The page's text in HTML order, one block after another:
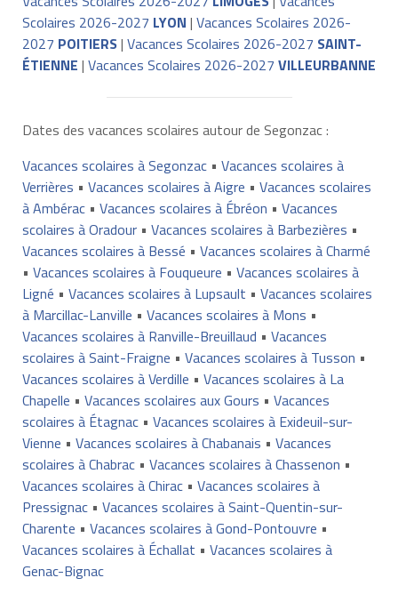
Scolaires 2026-2027 LYON | Vacances Scolaires 2026-
2027 POITIERS| Vacances Scolaires 2026-2027 SAINT-
ÉTIENNE | Vacances Scolaires 2026-2027 VILLEURBANNE
Dates des vacances scolaires autour de Segonzac :
Vacances scolaires à Segonzac• Vacances scolaires à
Verrières • Vacances scolaires à Aigre • Vacances scolaires
à Ambérac• Vacances scolaires à Ébréon • Vacances
scolaires à Oradour• Vacances scolaires à Barbezières •
Vacances scolaires à Bessé • Vacances scolaires à Charmé
• Vacances scolaires à Fouqueure • Vacances scolaires à
Ligné • Vacances scolaires à Lupsault • Vacances scolaires
à Marcillac-Lanville • Vacances scolaires à Mons •
Vacances scolaires à Ranville-Breuillaud • Vacances
scolaires à Saint-Fraigne • Vacances scolaires à Tusson •
Vacances scolaires à Verdille • Vacances scolaires à La
Chapelle • Vacances scolaires aux Gours • Vacances
scolaires à Étagnac• Vacances scolaires à Exideuil-sur-
Vienne • Vacances scolaires à Chabanais • Vacances
scolaires à Chabrac• Vacances scolaires à Chassenon •
Vacances scolaires à Chirac• Vacances scolaires à
Pressignac• Vacances scolaires à Saint-Quentin-sur-
Charente • Vacances scolaires à Gond-Pontouvre •
Vacances scolaires à Échallat • Vacances scolaires à
Genac-Bignac